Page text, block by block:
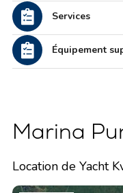
Services
Équipement
Marina
Location de Yacht